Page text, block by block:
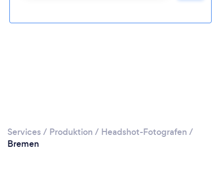
Lädt ...
Services / Produktion / Headshot-Fotografen /
Bremen